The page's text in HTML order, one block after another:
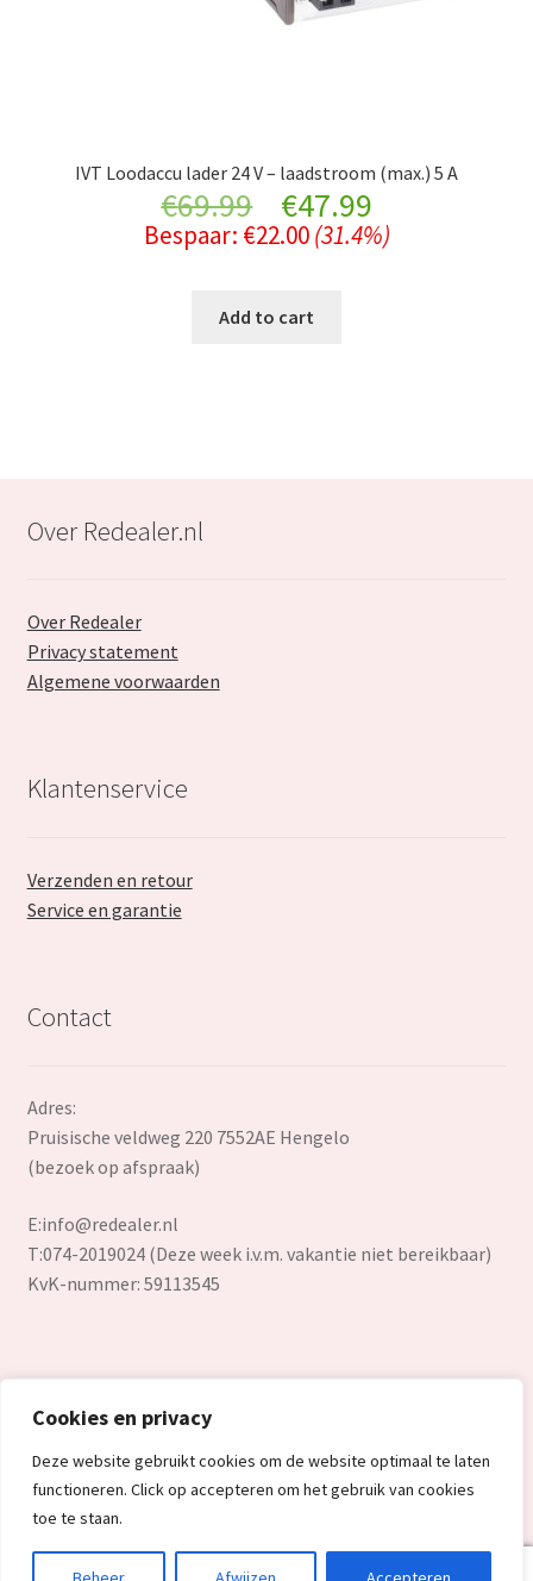
Cookies en privacy
Deze website gebruikt cookies om de website optimaal te laten
functioneren. Click op accepteren om het gebruik van cookies
toe te staan.
IVT Loodaccu lader 24 V – laadstroom (max.) 5 A
€69.99
Original
price
was:
€47.99Current
price
Bespaar: €22.00 (31.4%)
Add to cart
Over Redealer.nl
Over Redealer
Privacy statement
Algemene voorwaarden
Klantenservice
Verzenden en retour
Service en garantie
Contact
Adres:
Pruisische veldweg 220 7552AE Hengelo
(bezoek op afspraak)
E:info@redealer.nl
T:074-2019024 (Deze week i.v.m. vakantie niet bereikbaar)
KvK-nummer: 59113545
© Redealer.nl | Gecontroleerde retourproducten en nieuwe
overstockproducten tegen een onverslaanbare lage prijs.
2026